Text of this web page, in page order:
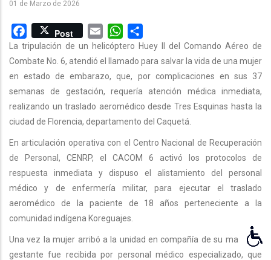
01 de Marzo de 2026
Facebook
Post Email WhatsApp
La tripulación de un helicóptero Huey II del Comando Aéreo de
Combate No. 6, atendió el llamado para salvar la vida de una mujer
en estado de embarazo, que, por complicaciones en sus 37
semanas de gestación, requería atención médica inmediata,
realizando un traslado aeromédico desde Tres Esquinas hasta la
ciudad de Florencia, departamento del Caquetá.
En articulación operativa con el Centro Nacional de Recuperación
de Personal, CENRP, el CACOM 6 activó los protocolos de
respuesta inmediata y dispuso el alistamiento del personal
médico y de enfermería militar, para ejecutar el traslado
aeromédico de la paciente de 18 años perteneciente a la
comunidad indígena Koreguajes.
Una vez la mujer arribó a la unidad en compañía de su madre, la
gestante fue recibida por personal médico especializado, que